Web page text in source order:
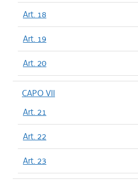
Art. 18
Art. 19
Art. 20
CAPO VII
Art. 21
Art. 22
Art. 23